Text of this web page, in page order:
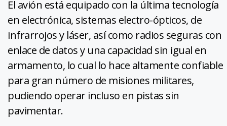
El avión está equipado con la última tecnología
en electrónica, sistemas electro-ópticos, de
infrarrojos y láser, así como radios seguras con
enlace de datos y una capacidad sin igual en
armamento, lo cual lo hace altamente confiable
para gran número de misiones militares,
pudiendo operar incluso en pistas sin
pavimentar.